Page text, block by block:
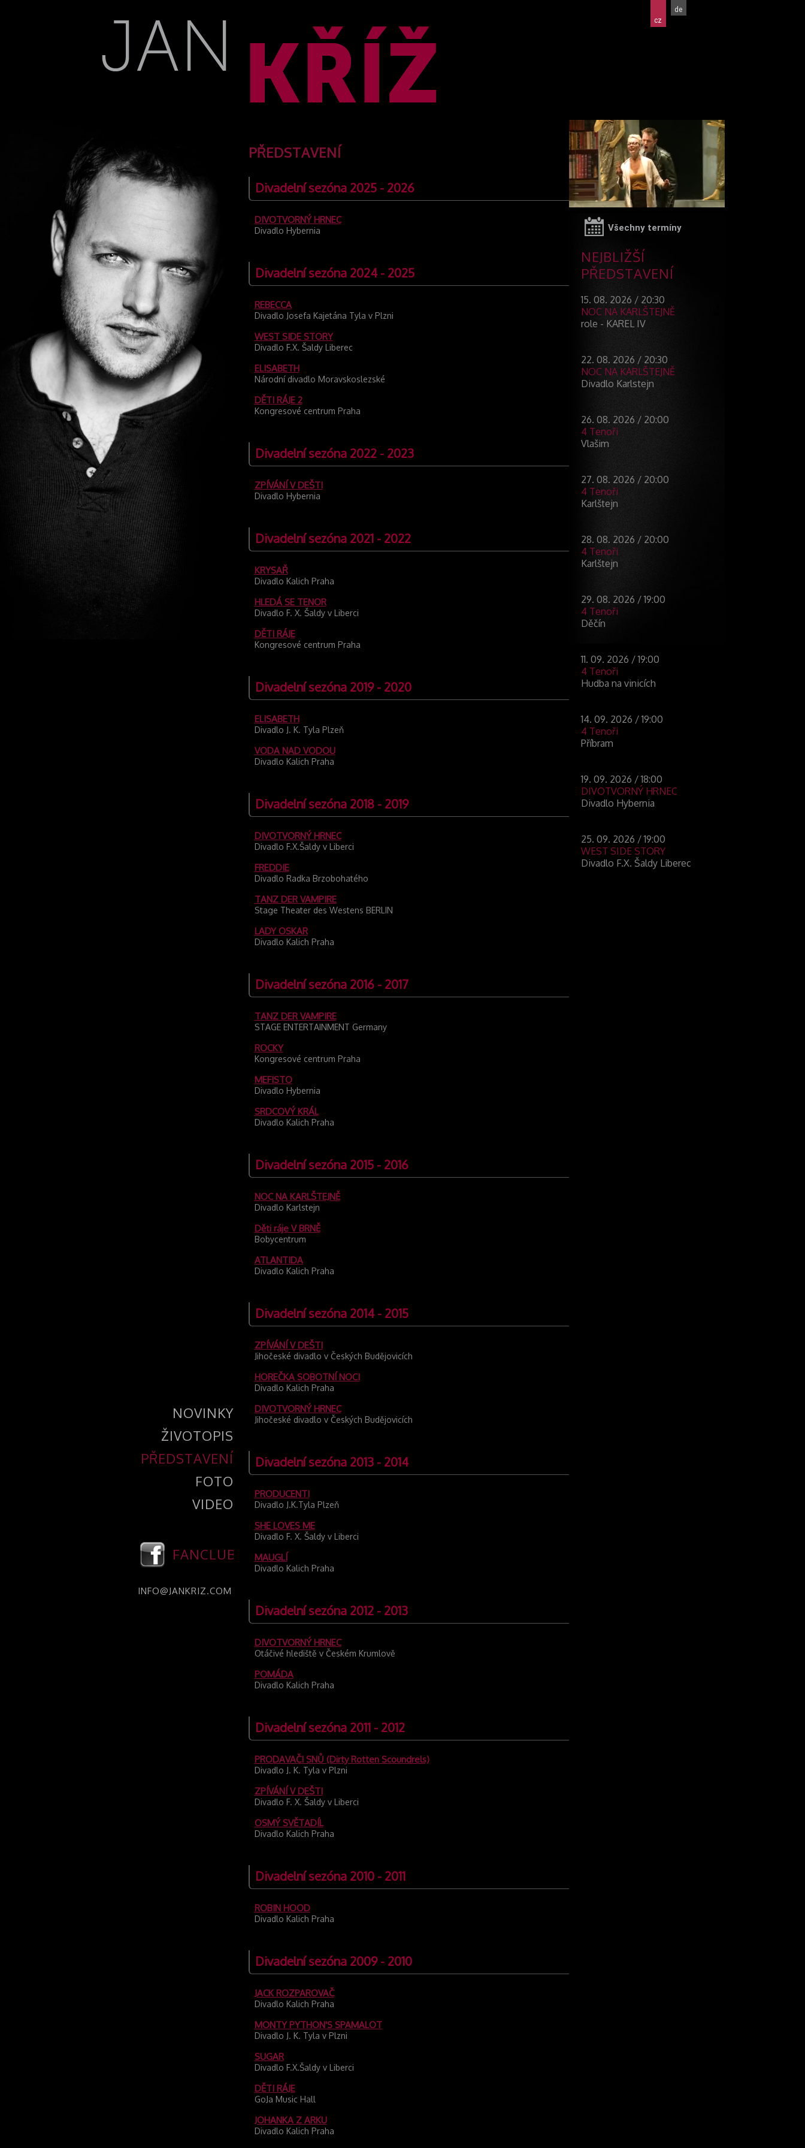
NOVINKY
ŽIVOTOPIS
PŘEDSTAVENÍ
FOTO
VIDEO
FANCLUB
INFO@JANKRIZ.COM
PŘEDSTAVENÍ
Divadelní sezóna 2025 - 2026
DIVOTVORNÝ HRNEC
Divadlo Hybernia
Divadelní sezóna 2024 - 2025
REBECCA
Divadlo Josefa Kajetána Tyla v Plzni
WEST SIDE STORY
Divadlo F.X. Šaldy Liberec
ELISABETH
Národní divadlo Moravskoslezské
DĚTI RÁJE 2
Kongresové centrum Praha
Divadelní sezóna 2022 - 2023
ZPÍVÁNÍ V DEŠTI
Divadlo Hybernia
Divadelní sezóna 2021 - 2022
KRYSAŘ
Divadlo Kalich Praha
HLEDÁ SE TENOR
Divadlo F. X. Šaldy v Liberci
DĚTI RÁJE
Kongresové centrum Praha
Divadelní sezóna 2019 - 2020
ELISABETH
Divadlo J. K. Tyla Plzeň
VODA NAD VODOU
Divadlo Kalich Praha
Divadelní sezóna 2018 - 2019
DIVOTVORNÝ HRNEC
Divadlo F.X.Šaldy v Liberci
FREDDIE
Divadlo Radka Brzobohatého
TANZ DER VAMPIRE
Stage Theater des Westens BERLIN
LADY OSKAR
Divadlo Kalich Praha
Divadelní sezóna 2016 - 2017
TANZ DER VAMPIRE
STAGE ENTERTAINMENT Germany
ROCKY
Kongresové centrum Praha
MEFISTO
Divadlo Hybernia
SRDCOVÝ KRÁL
Divadlo Kalich Praha
Divadelní sezóna 2015 - 2016
NOC NA KARLŠTEJNĚ
Divadlo Karlstejn
Děti ráje V BRNĚ
Bobycentrum
ATLANTIDA
Divadlo Kalich Praha
Divadelní sezóna 2014 - 2015
ZPÍVÁNÍ V DEŠTI
Jihočeské divadlo v Českých Budějovicích
HOREČKA SOBOTNÍ NOCI
Divadlo Kalich Praha
DIVOTVORNÝ HRNEC
Jihočeské divadlo v Českých Budějovicích
Divadelní sezóna 2013 - 2014
PRODUCENTI
Divadlo J.K.Tyla Plzeň
SHE LOVES ME
Divadlo F. X. Šaldy v Liberci
MAUGLÍ
Divadlo Kalich Praha
Divadelní sezóna 2012 - 2013
DIVOTVORNÝ HRNEC
Otáčivé hlediště v Českém Krumlově
POMÁDA
Divadlo Kalich Praha
Divadelní sezóna 2011 - 2012
PRODAVAČI SNŮ (Dirty Rotten Scoundrels)
Divadlo J. K. Tyla v Plzni
ZPÍVÁNÍ V DEŠTI
Divadlo F. X. Šaldy v Liberci
OSMÝ SVĚTADÍL
Divadlo Kalich Praha
Divadelní sezóna 2010 - 2011
ROBIN HOOD
Divadlo Kalich Praha
Divadelní sezóna 2009 - 2010
JACK ROZPAROVAČ
Divadlo Kalich Praha
MONTY PYTHON'S SPAMALOT
Divadlo J. K. Tyla v Plzni
SUGAR
Divadlo F.X.Šaldy v Liberci
DĚTI RÁJE
GoJa Music Hall
JOHANKA Z ARKU
Divadlo Kalich Praha
cz
de
Všechny termíny
NEJBLIŽŠÍ
PŘEDSTAVENÍ
15. 08. 2026 / 20:30
NOC NA KARLŠTEJNĚ
role - KAREL IV
22. 08. 2026 / 20:30
NOC NA KARLŠTEJNĚ
Divadlo Karlstejn
26. 08. 2026 / 20:00
4 Tenoři
Vlašim
27. 08. 2026 / 20:00
4 Tenoři
Karlštejn
28. 08. 2026 / 20:00
4 Tenoři
Karlštejn
29. 08. 2026 / 19:00
4 Tenoři
Děčín
11. 09. 2026 / 19:00
4 Tenoři
Hudba na vinicích
14. 09. 2026 / 19:00
4 Tenoři
Příbram
19. 09. 2026 / 18:00
DIVOTVORNÝ HRNEC
Divadlo Hybernia
25. 09. 2026 / 19:00
WEST SIDE STORY
Divadlo F.X. Šaldy Liberec